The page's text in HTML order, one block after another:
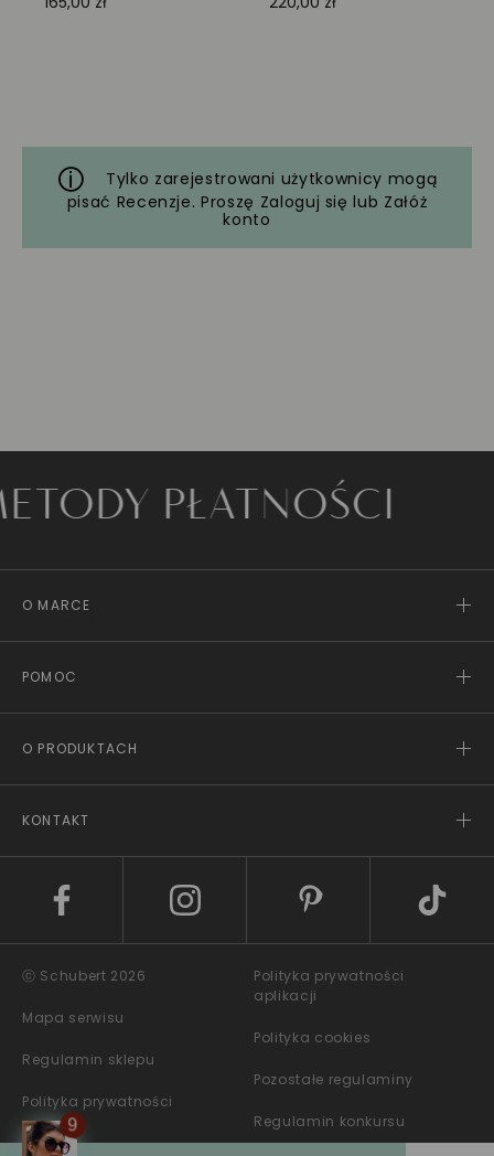
Tylko zarejestrowani użytkownicy mogą
pisać Recenzje. Proszę Zaloguj się lub Załóż
konto
PŁATNOŚCI
O MARCE
POMOC
O PRODUKTACH
KONTAKT
ⓒ Schubert 2026
Mapa serwisu
Regulamin sklepu
Polityka prywatności
Polityka prywatności
aplikacji
Polityka cookies
Pozostałe regulaminy
Regulamin konkursu